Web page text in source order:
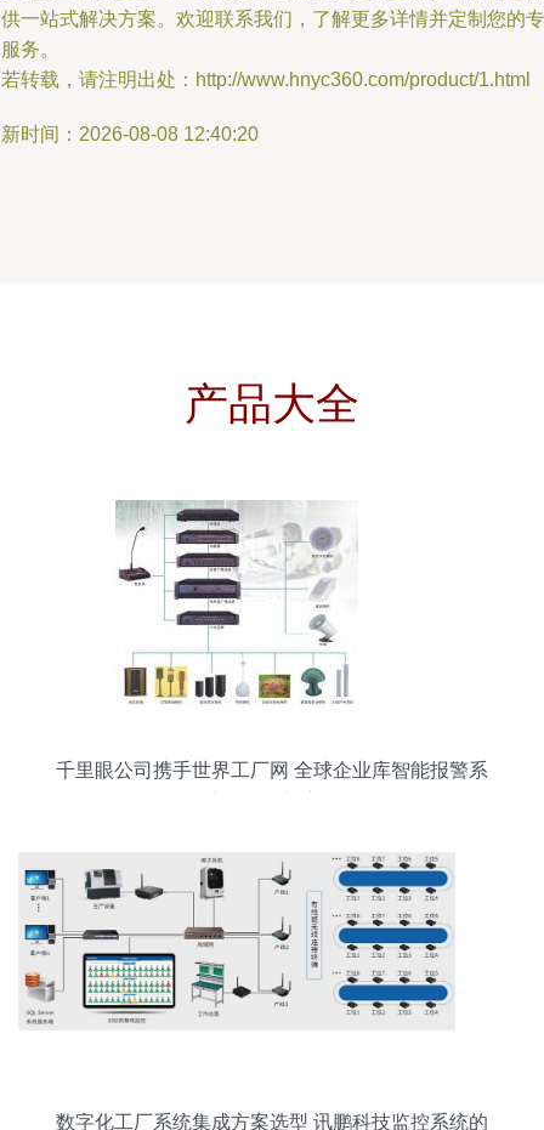
一站式解决方案。欢迎联系我们，了解更多详情并定制您的专
务。
转载，请注明出处：http://www.hnyc360.com/product/1.html
时间：2026-08-08 12:40:20
产品大全
千里眼公司携手世界工厂网 全球企业库智能报警系
数字化工厂系统集成方案选型 讯鹏科技监控系统的